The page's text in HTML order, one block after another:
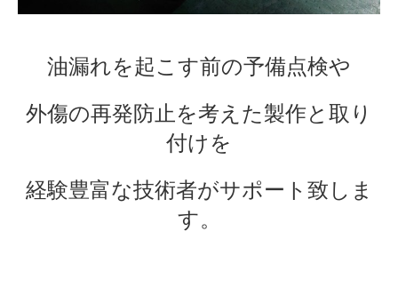
油漏れを起こす前の予備点検や
外傷の再発防止を考えた製作と取り
付けを
経験豊富な技術者がサポート致しま
す。